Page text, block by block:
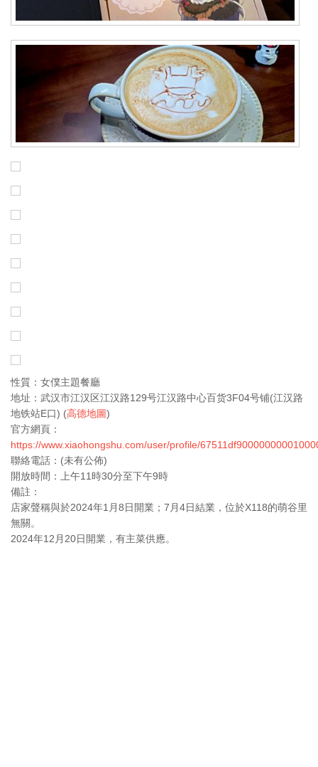
性質：女僕主題餐廳
地址：武汉市江汉区江汉路129号江汉路中心百货3F04号铺(江汉路
地铁站E口) (高德地圖)
官方網頁：
https://www.xiaohongshu.com/user/profile/
聯絡電話：(未有公佈)
開放時間：上午11時30分至下午9時
備註：
店家聲稱與於2024年1月8日開業；7月4日結業，位於X118的萌谷里
無關。
2024年12月20日開業，有主菜供應。